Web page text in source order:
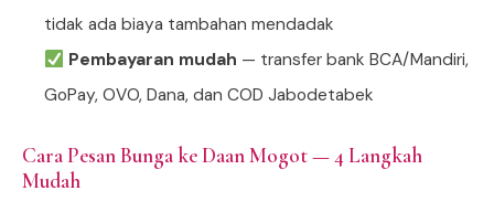
tidak ada biaya tambahan mendadak
Pembayaran mudah — transfer bank BCA/Mandiri,
GoPay, OVO, Dana, dan COD Jabodetabek
Cara Pesan Bunga ke Daan Mogot — 4 Langkah
Mudah